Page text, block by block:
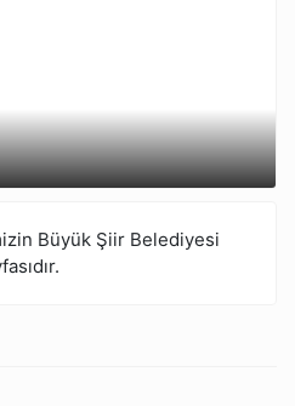
Büyük Şiir Belediyesi